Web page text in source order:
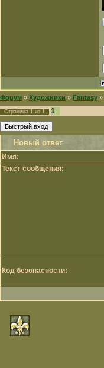
Форум » Художники » Fantasy »
Страница 1 из 1 1
Новый ответ
Имя:
Текст сообщения:
Код безопасности: